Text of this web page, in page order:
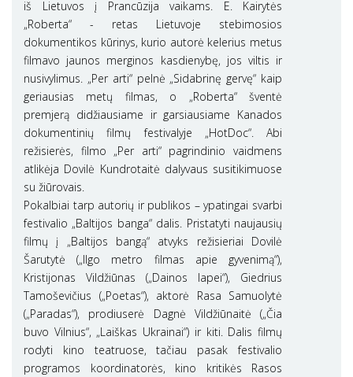
iš Lietuvos į Prancūzija vaikams. E. Kairytės
„Roberta“ - retas Lietuvoje stebimosios
dokumentikos kūrinys, kurio autorė kelerius metus
filmavo jaunos merginos kasdienybę, jos viltis ir
nusivylimus. „Per arti“ pelnė „Sidabrinę gervę“ kaip
geriausias metų filmas, o „Roberta“ šventė
premjerą didžiausiame ir garsiausiame Kanados
dokumentinių filmų festivalyje „HotDoc“. Abi
režisierės, filmo „Per arti“ pagrindinio vaidmens
atlikėja Dovilė Kundrotaitė dalyvaus susitikimuose
su žiūrovais.
Pokalbiai tarp autorių ir publikos – ypatingai svarbi
festivalio „Baltijos banga“ dalis. Pristatyti naujausių
filmų į „Baltijos bangą“ atvyks režisieriai Dovilė
Šarutytė („Ilgo metro filmas apie gyvenimą“),
Kristijonas Vildžiūnas („Dainos lapei“), Giedrius
Tamoševičius („Poetas“), aktorė Rasa Samuolytė
(„Paradas“), prodiuserė Dagnė Vildžiūnaitė („Čia
buvo Vilnius“, „Laiškas Ukrainai“) ir kiti. Dalis filmų
rodyti kino teatruose, tačiau pasak festivalio
programos koordinatorės, kino kritikės Rasos